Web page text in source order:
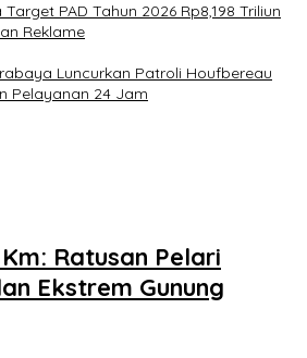
PAD Tahun 2026 Rp8,198 Triliun
Reklame
Luncurkan Patroli Houfbereau
Pelayanan 24 Jam
Ratusan Pelari
Ekstrem Gunung